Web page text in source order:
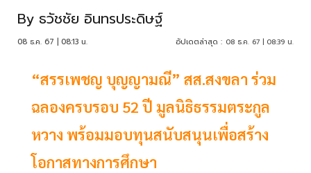
By ธวัชชัย อินทรประดิษฐ์
08 ธ.ค. 67 | 08:13 น. อัปเดตล่าสุด : 08 ธ.ค. 67 | 08:39 น.
“สรรเพชญ บุญญามณี” สส.สงขลา ร่วม
ฉลองครบรอบ 52 ปี มูลนิธิธรรมตระกูล
หวาง พร้อมมอบทุนสนับสนุนเพื่อสร้าง
โอกาสทางการศึกษา